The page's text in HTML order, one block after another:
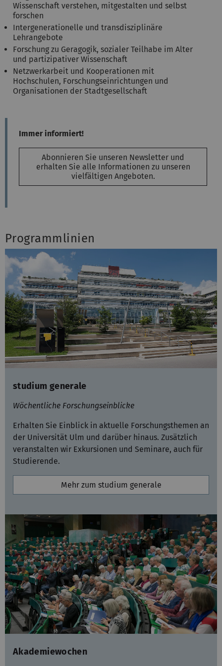
Wissenschaft verstehen, mitgestalten und selbst
forschen
Intergenerationelle und transdisziplinäre
Lehrangebote
Forschung zu Geragogik, sozialer Teilhabe im Alter
und partizipativer Wissenschaft
Netzwerkarbeit und Kooperationen mit
Hochschulen, Forschungseinrichtungen und
Organisationen der Stadtgesellschaft
Immer informiert!
Abonnieren Sie unseren Newsletter und
erhalten Sie alle Informationen zu unseren
vielfältigen Angeboten.
Programmlinien
studium generale
Wöchentliche Forschungseinblicke
Erhalten Sie Einblick in aktuelle Forschungsthemen an
der Universität Ulm und darüber hinaus. Zusätzlich
veranstalten wir Exkursionen und Seminare, auch für
Studierende.
Mehr zum studium generale
Akademiewochen